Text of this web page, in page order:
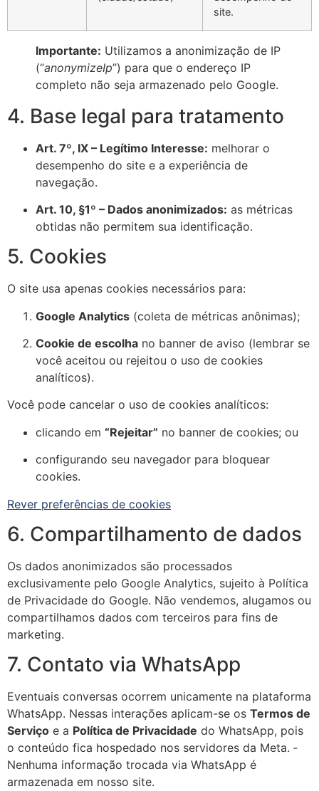
site.
Importante: Utilizamos a anonimização de IP
(“anonymizeIp”) para que o endereço IP
completo não seja armazenado pelo Google.
4. Base legal para tratamento
Art. 7º, IX – Legítimo Interesse: melhorar o
desempenho do site e a experiência de
navegação.
Art. 10, §1º – Dados anonimizados: as métricas
obtidas não permitem sua identificação.
5. Cookies
O site usa apenas cookies necessários para:
Google Analytics (coleta de métricas anônimas);
Cookie de escolha no banner de aviso (lembrar se
você aceitou ou rejeitou o uso de cookies
analíticos).
Você pode cancelar o uso de cookies analíticos:
clicando em “Rejeitar” no banner de cookies; ou
configurando seu navegador para bloquear
cookies.
Rever preferências de cookies
6. Compartilhamento de dados
Os dados anonimizados são processados
exclusivamente pelo Google Analytics, sujeito à Política
de Privacidade do Google. Não vendemos, alugamos ou
compartilhamos dados com terceiros para fins de
marketing.
7. Contato via WhatsApp
Eventuais conversas ocorrem unicamente na plataforma
WhatsApp. Nessas interações aplicam-se os Termos de
Serviço e a Política de Privacidade do WhatsApp, pois
o conteúdo fica hospedado nos servidores da Meta. ­
Nenhuma informação trocada via WhatsApp é
armazenada em nosso site.